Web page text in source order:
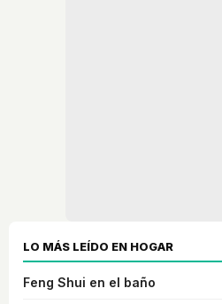
LO MÁS LEÍDO EN HOGAR
Feng Shui en el baño